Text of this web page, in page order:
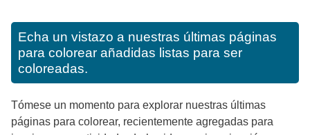
Echa un vistazo a nuestras últimas páginas
para colorear añadidas listas para ser
coloreadas.
Tómese un momento para explorar nuestras últimas
páginas para colorear, recientemente agregadas para